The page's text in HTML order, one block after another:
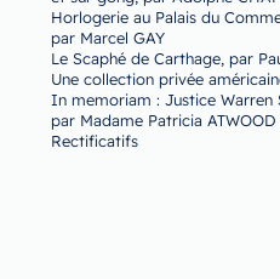
Horlogerie au Palais du
par Marcel GAY
Le Scaphé de Carthage, par
Une collection privée
In memoriam : Justice Warren
par Madame Patricia ATWOOD
Rectificatifs